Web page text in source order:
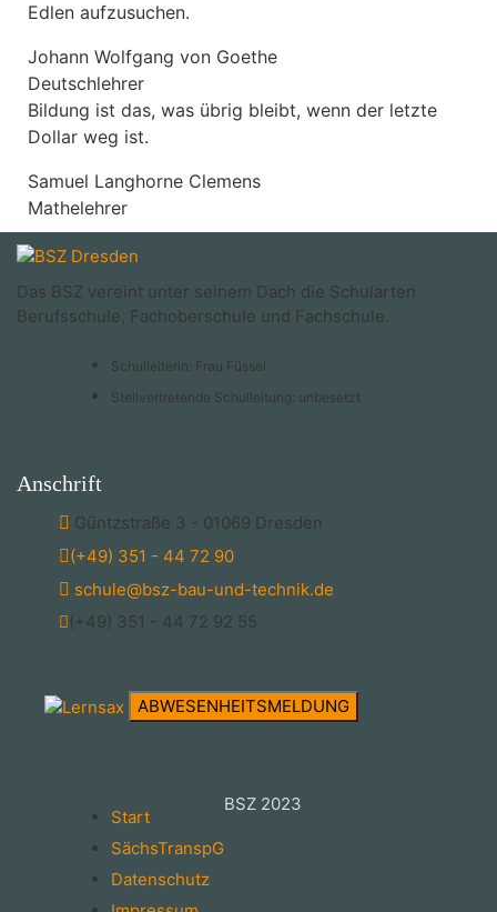
Edlen aufzusuchen.
Johann Wolfgang von Goethe
Deutschlehrer
Bildung ist das, was übrig bleibt, wenn der letzte
Dollar weg ist.
Samuel Langhorne Clemens
Mathelehrer
Das BSZ vereint unter seinem Dach die Schularten
Berufsschule, Fachoberschule und Fachschule.
Schulleiterin: Frau Füssel
Stellvertretende Schulleitung: unbesetzt
Anschrift
Güntzstraße 3 - 01069 Dresden
(+49) 351 - 44 72 90
schule@bsz-bau-und-technik.de
(+49) 351 - 44 72 92 55
ABWESENHEITSMELDUNG
BSZ 2023
Start
SächsTranspG
Datenschutz